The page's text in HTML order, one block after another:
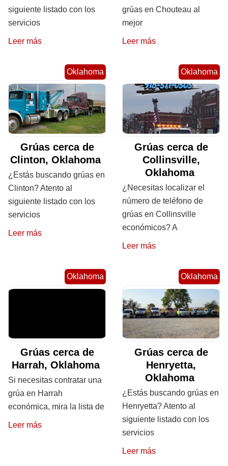
siguiente listado con los
servicios
Leer más
grúas en Chouteau al
mejor
Leer más
Oklahoma
Grúas cerca de
Clinton, Oklahoma
¿Estás buscando grúas en
Clinton? Atento al
siguiente listado con los
servicios
Leer más
Oklahoma
Grúas cerca de
Collinsville,
Oklahoma
¿Necesitas localizar el
número de teléfono de
grúas en Collinsville
económicos? A
Leer más
Oklahoma
Grúas cerca de
Harrah, Oklahoma
Si necesitas contratar una
grúa en Harrah
económica, mira la lista de
Leer más
Oklahoma
Grúas cerca de
Henryetta,
Oklahoma
¿Estás buscando grúas en
Henryetta? Atento al
siguiente listado con los
servicios
Leer más